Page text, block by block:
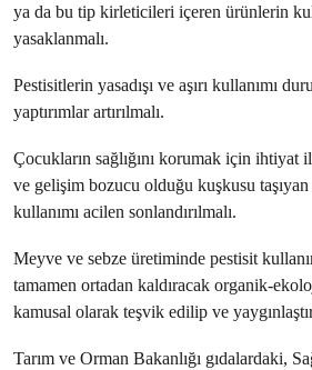
ya da bu tip kirleticileri içeren ürünlerin
yasaklanmalı.
Pestisitlerin yasadışı ve aşırı kullanımı
yaptırımlar artırılmalı.
Çocukların sağlığını korumak için ihtiyat
ve gelişim bozucu olduğu kuşkusu
kullanımı acilen sonlandırılmalı.
Meyve ve sebze üretiminde pestisit
tamamen ortadan kaldıracak organik-
kamusal olarak teşvik edilip ve
Tarım ve Orman Bakanlığı gıdalardaki,